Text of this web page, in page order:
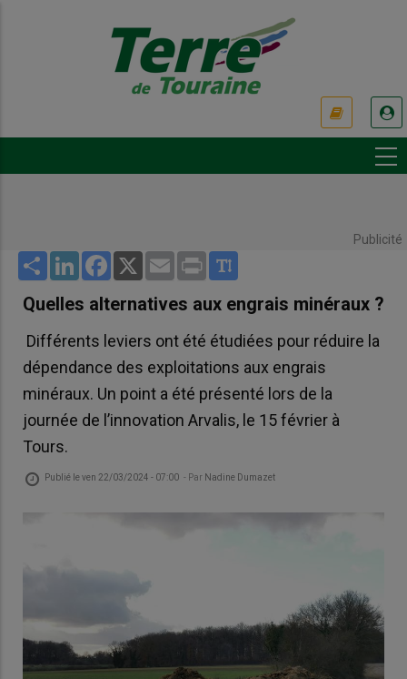
Publicité
Share LinkedInFacebook
X Email Print
Quelles alternatives aux engrais minéraux ?
Différents leviers ont été étudiées pour réduire la
dépendance des exploitations aux engrais
minéraux. Un point a été présenté lors de la
journée de l’innovation Arvalis, le 15 février à
Tours.
Publié leven 22/03/2024 - 07:00 - Par Nadine Dumazet